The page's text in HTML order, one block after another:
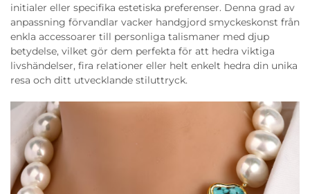
initialer eller specifika estetiska preferenser. Denna grad av
anpassning förvandlar vacker handgjord smyckeskonst från
enkla accessoarer till personliga talismaner med djup
betydelse, vilket gör dem perfekta för att hedra viktiga
livshändelser, fira relationer eller helt enkelt hedra din unika
resa och ditt utvecklande stiluttryck.